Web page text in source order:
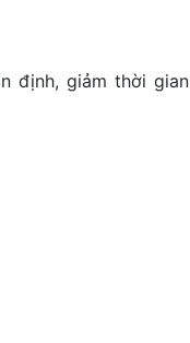
định, giảm thời gian